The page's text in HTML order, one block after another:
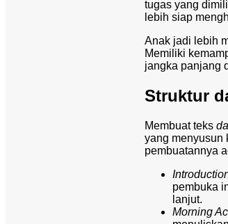
tugas yang
lebih siap
Anak jadi lebih
Memiliki
jangka panjang
Struktur
Membuat teks
yang menyusun
pembuatannya
pembuka
lanjut.
Morning